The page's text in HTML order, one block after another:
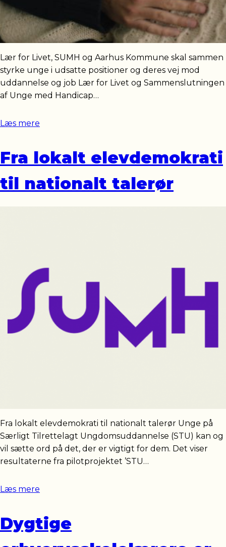
Lær for Livet, SUMH og Aarhus Kommune skal sammen
styrke unge i udsatte positioner og deres vej mod
uddannelse og job Lær for Livet og Sammenslutningen
af Unge med Handicap…
Læs mere
Fra lokalt elevdemokrati
til nationalt talerør
Fra lokalt elevdemokrati til nationalt talerør Unge på
Særligt Tilrettelagt Ungdomsuddannelse (STU) kan og
vil sætte ord på det, der er vigtigt for dem. Det viser
resultaterne fra pilotprojektet ’STU…
Læs mere
Dygtige